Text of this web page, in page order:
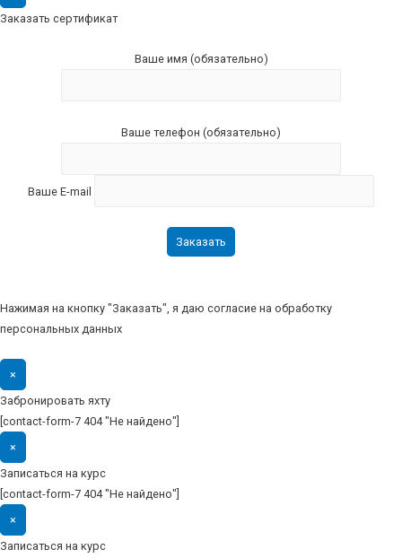
Заказать сертификат
Ваше имя (обязательно)
Ваше телефон (обязательно)
Ваше E-mail
Нажимая на кнопку "Заказать", я даю согласие на обработку
персональных данных
×
Забронировать яхту
[contact-form-7 404 "Не найдено"]
×
Записаться на курс
[contact-form-7 404 "Не найдено"]
×
Записаться на курс